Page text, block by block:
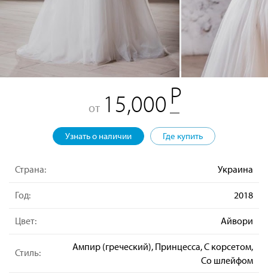
от 15,000
Узнать о наличии Где купить
Страна: Украина
Год: 2018
Цвет: Айвори
Стиль:
Ампир (греческий), Принцесса, С корсетом,
Со шлейфом